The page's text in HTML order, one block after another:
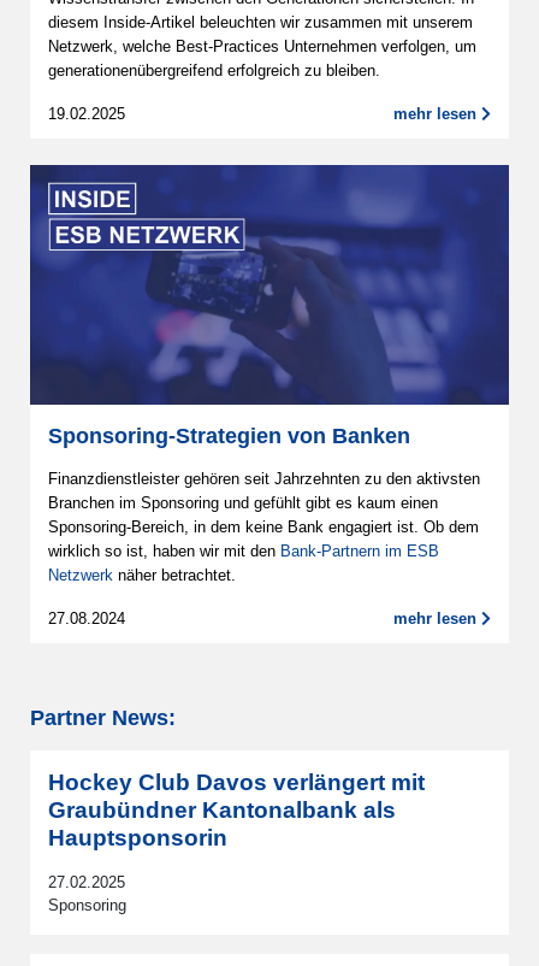
diesem Inside-Artikel beleuchten wir zusammen mit unserem
Netzwerk, welche Best-Practices Unternehmen verfolgen, um
generationenübergreifend erfolgreich zu bleiben.
19.02.2025 mehr lesen
Sponsoring-Strategien von Banken
Finanzdienstleister gehören seit Jahrzehnten zu den aktivsten
Branchen im Sponsoring und gefühlt gibt es kaum einen
Sponsoring-Bereich, in dem keine Bank engagiert ist. Ob dem
wirklich so ist, haben wir mit den Bank-Partnern im ESB
Netzwerk näher betrachtet.
27.08.2024 mehr lesen
Partner News:
Hockey Club Davos verlängert mit
Graubündner Kantonalbank als
Hauptsponsorin
27.02.2025
Sponsoring